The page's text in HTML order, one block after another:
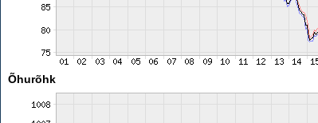
Õhurõhk